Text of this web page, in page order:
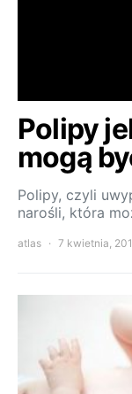
Polipy
mogą
Polipy, czyli
narośli, która
atlas 7 kwietnia,